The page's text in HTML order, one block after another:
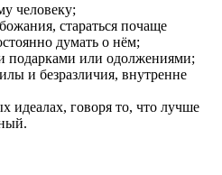
человеку;
стараться почаще
думать о нём;
подарками или одолжениями;
и безразличия, внутренне
идеалах, говоря то, что лучше